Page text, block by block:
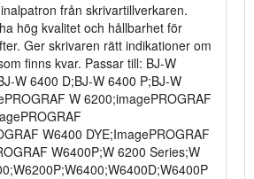
från skrivartillverkaren.
hög kvalitet och hållbarhet för
Ger skrivaren rätt indikationer om
finns kvar. Passar till: BJ-W
W 6400 D;BJ-W 6400 P;BJ-W
W 6200;imagePROGRAF
W6400 DYE;ImagePROGRAF
W6400P;W 6200 Series;W